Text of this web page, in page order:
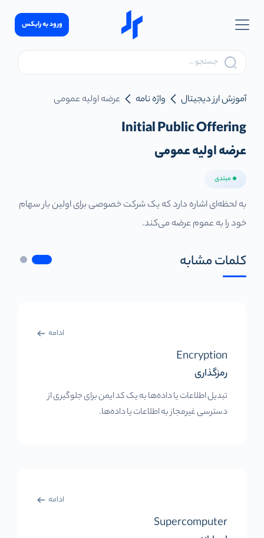
ورود به رابکس
آموزش ارز دیجیتال واژه نامه عرضه اولیه عمومی
Initial Public Offering
عرضه اولیه عمومی
مبتدی
به لحظه‌ای اشاره دارد که یک شرکت خصوصی برای اولین بار سهام
خود را به عموم عرضه می‌کند.
کلمات مشابه
ادامه
Encryption
رمزگذاری
تبدیل اطلاعات یا داده‌ها به یک کد ایمن برای جلوگیری از
دسترسی غیرمجاز به اطلاعات یا داده‌ها.
ادامه
Supercomputer